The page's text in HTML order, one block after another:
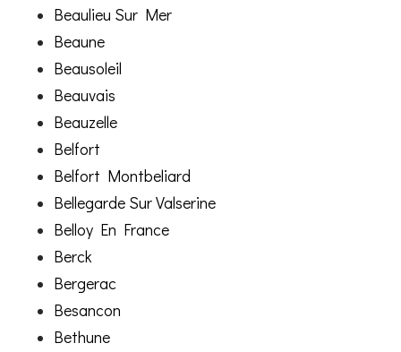
Beaulieu Sur Mer
Beaune
Beausoleil
Beauvais
Beauzelle
Belfort
Belfort Montbeliard
Bellegarde Sur Valserine
Belloy En France
Berck
Bergerac
Besancon
Bethune